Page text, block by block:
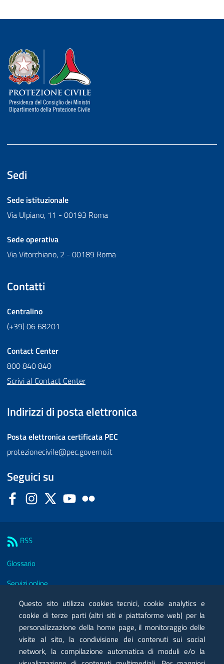
Dipartimento della Protezione Civile
Sedi
Sede istituzionale
Via Ulpiano, 11 - 00193 Roma
Sede operativa
Via Vitorchiano, 2 - 00189 Roma
Contatti
Centralino
(+39) 06 68201
Contact Center
800 840 840
Scrivi al Contact Center
Indirizzi di posta elettronica
Posta elettronica certificata PEC
protezionecivile@pec.governo.it
Seguici su
FacebookInstagram
Twitter YouTube
RSS
Glossario
Servizi online
Moduli
Posta elettronica certificata PEC
Privacy
Questo sito utilizza cookies tecnici, cookie analytics e
cookie di terze parti (altri siti e piattaforme web) per la
personalizzazione della home page, il monitoraggio delle
visite al sito, la condivisione dei contenuti sui social
network, la compilazione automatica di moduli e/o la